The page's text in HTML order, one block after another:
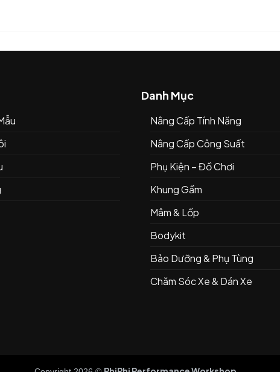
Danh Mục
Nâng Cấp Tính Năng
Nâng Cấp Công Suất
Phụ Kiện – Đồ Chơi
Khung Gầm
Mâm & Lốp
Bodykit
Bảo Dưỡng & Phụ Tùng
Chăm Sóc Xe & Dán Xe